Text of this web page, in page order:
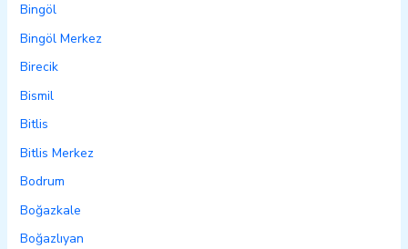
Bingöl
Bingöl Merkez
Birecik
Bismil
Bitlis
Bitlis Merkez
Bodrum
Boğazkale
Boğazlıyan